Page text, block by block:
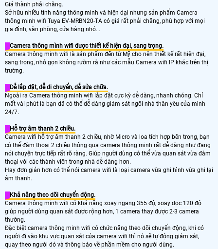
Giá thành phải chăng.
Sở hữu nhiều tính năng thông minh và hiện đại nhưng sản phẩm Camera
thông minh wifi Tuya EV-MRBN20-TA có giá rất phải chăng, phù hợp với mọi
gia đình, văn phòng, cửa hàng nhỏ...
Camera thông mình wifi được thiết kế hiện đại, sang trọng.
Camera thông minh wifi là sản phẩm đến từ Mỹ cho nên thiết kế rất hiện đại,
sang trọng, nhỏ gọn không rườm rà như các mẫu Camera wifi IP khác trên thị
trường.
Dễ lắp đặt, dễ di chuyển, dễ sửa chữa.
Ngoài ra Camera thông minh wifi lắp đặt cực kỳ dễ dàng, nhanh chóng. Chỉ
mất vài phút là bạn đã có thể dễ dàng giám sát ngôi nhà thân yêu của mình
24/7.
Hỗ trợ âm thanh 2 chiều.
Camera wifi hỗ trợ âm thanh 2 chiều, nhờ Micro và loa tích hợp bên trong, bạn
có thể đàm thoại 2 chiều thông qua camera thông minh rất dễ dàng như đang
nói chuyện trực tiếp rất rõ ràng. Giúp người dùng có thể vừa quan sát vừa đàm
thoại với các thành viên trong nhà dễ dàng hơn.
Hay đơn giản hơn có thể nói camera wifi là loại camera vừa ghi hình vừa ghi lại
âm thanh.
Khả năng theo dõi chuyển động.
Camera thông minh wifi có khả năng xoay ngang 355 độ, xoay dọc 120 độ
giúp người dùng quan sát được rộng hơn, 1 camera thay được 2-3 camera
thường.
Đặc biệt camera thông minh wifi có chức năng theo dõi chuyển động, khi có
người đi vào khu vực quan sát của camera wifi thì nó sẽ tự động giám sát,
quay theo người đó và thông báo về phần mềm cho người dùng.